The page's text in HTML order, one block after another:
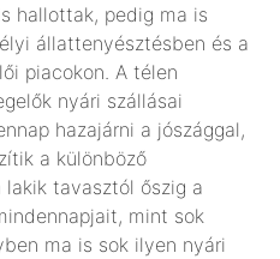
hallottak, pedig ma is
állattenyésztésben és a
piacokon. A télen
nyári szállásai
hazajárni a jószággal,
a különböző
tavasztól őszig a
mint sok
ma is sok ilyen nyári